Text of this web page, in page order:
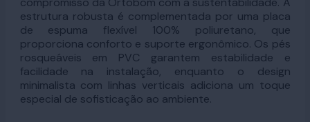
estrutura robusta é complementada por uma placa
de espuma flexível 100% poliuretano, que
proporciona conforto e suporte ergonômico. Os pés
rosqueáveis em PVC garantem estabilidade e
facilidade na instalação, enquanto o design
minimalista com linhas verticais adiciona um toque
especial de sofisticação ao ambiente.